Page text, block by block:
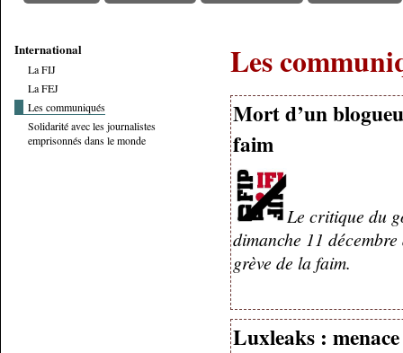
International
La FIJ
La FEJ
Les communiqués
Solidarité avec les journalistes
emprisonnés dans le monde
Les
Mort d’un
faim
Le critique du
dimanche 11
grève de la faim.
Luxleaks :